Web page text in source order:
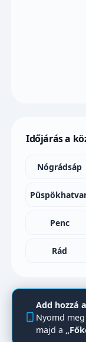
Időjárás a
Nógrádsáp
Penc
Rád
Add hozzá
Nyomd
majd a